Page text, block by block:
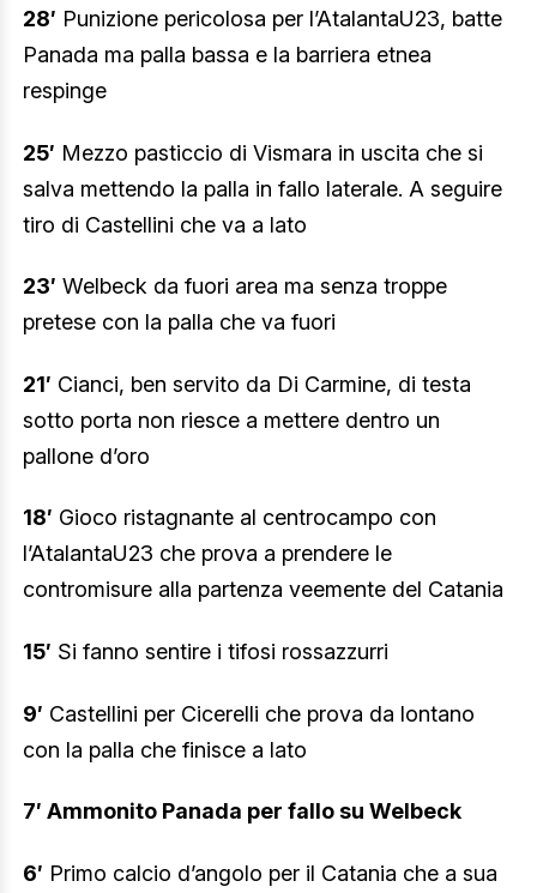
28′ Punizione pericolosa per l’AtalantaU23, batte
Panada ma palla bassa e la barriera etnea
respinge
25′ Mezzo pasticcio di Vismara in uscita che si
salva mettendo la palla in fallo laterale. A seguire
tiro di Castellini che va a lato
23′ Welbeck da fuori area ma senza troppe
pretese con la palla che va fuori
21′ Cianci, ben servito da Di Carmine, di testa
sotto porta non riesce a mettere dentro un
pallone d’oro
18′ Gioco ristagnante al centrocampo con
l’AtalantaU23 che prova a prendere le
contromisure alla partenza veemente del Catania
15′ Si fanno sentire i tifosi rossazzurri
9′ Castellini per Cicerelli che prova da lontano
con la palla che finisce a lato
7′ Ammonito Panada per fallo su Welbeck
6′ Primo calcio d’angolo per il Catania che a sua